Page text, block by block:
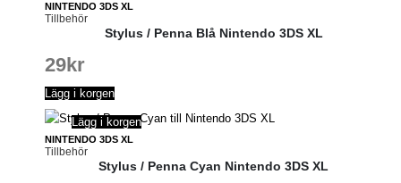
NINTENDO 3DS XL
Tillbehör
Stylus / Penna Blå Nintendo 3DS XL
29kr
Lägg i korgen
NINTENDO 3DS XL
Tillbehör
Lägg i korgen
Stylus / Penna Cyan Nintendo 3DS XL